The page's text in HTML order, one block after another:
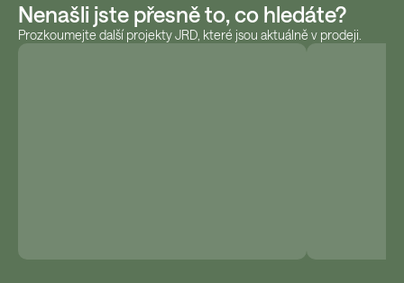
Nenašli jste přesně to, co hledáte?
Prozkoumejte další projekty JRD, které jsou aktuálně v prodeji.